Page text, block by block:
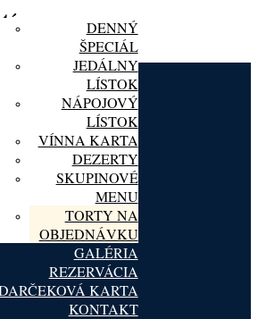
DENNÝ
ŠPECIÁL
JEDÁLNY
LÍSTOK
NÁPOJOVÝ
LÍSTOK
VÍNNA KARTA
DEZERTY
SKUPINOVÉ
MENU
TORTY NA
OBJEDNÁVKU
GALÉRIA
REZERVÁCIA
KARTA
KONTAKT